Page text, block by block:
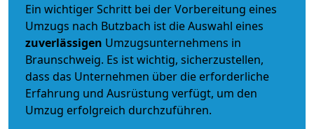
Ein wichtiger Schritt bei der Vorbereitung eines
Umzugs nach Butzbach ist die Auswahl eines
zuverlässigen Umzugsunternehmens in
Braunschweig. Es ist wichtig, sicherzustellen,
dass das Unternehmen über die erforderliche
Erfahrung und Ausrüstung verfügt, um den
Umzug erfolgreich durchzuführen.